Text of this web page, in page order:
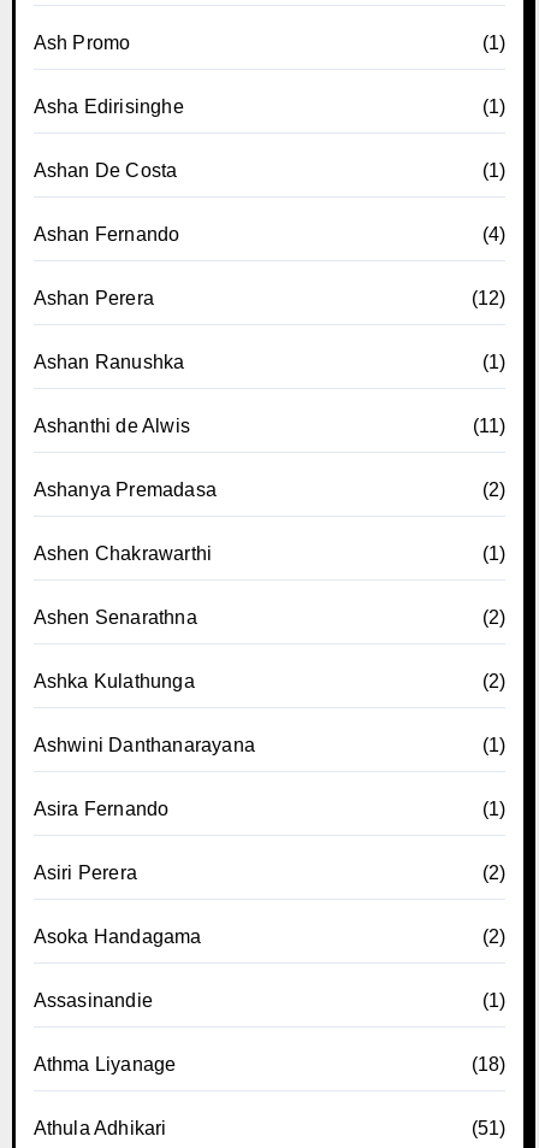
Ash Promo (1)
Asha Edirisinghe (1)
Ashan De Costa (1)
Ashan Fernando (4)
Ashan Perera (12)
Ashan Ranushka (1)
Ashanthi de Alwis (11)
Ashanya Premadasa (2)
Ashen Chakrawarthi (1)
Ashen Senarathna (2)
Ashka Kulathunga (2)
Ashwini Danthanarayana (1)
Asira Fernando (1)
Asiri Perera (2)
Asoka Handagama (2)
Assasinandie (1)
Athma Liyanage (18)
Athula Adhikari (51)